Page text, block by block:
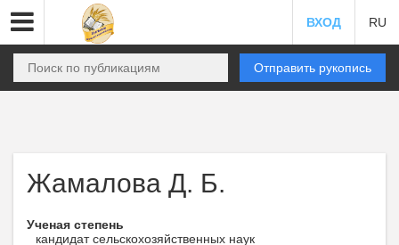
ВХОД RU
Отправить рукопись
Жамалова Д. Б.
Ученая степень
кандидат сельскохозяйственных наук